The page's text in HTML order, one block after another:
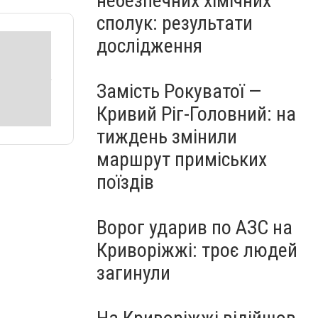
сполук: результати
дослідження
Замість Рокуватої —
Кривий Ріг-Головний: на
тиждень змінили
маршрут приміських
поїздів
Ворог ударив по АЗС на
Криворіжжі: троє людей
загинули